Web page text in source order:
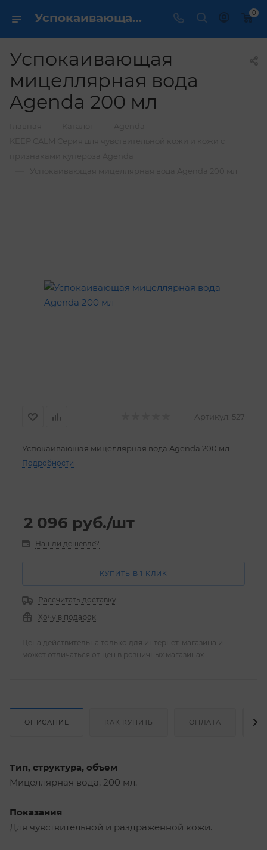
Успокаивающая мицеллярная вода Agenda 200 мл купить по выгодной цене в интернет магазине 0
Успокаивающая
мицеллярная вода
Agenda 200 мл
Артикул: 527
Успокаивающая мицеллярная вода Agenda 200 мл
Подробности
2 096 руб./шт
Нашли дешевле?
КУПИТЬ В 1 КЛИК
Рассчитать доставку
Хочу в подарок
Цена действительна только для интернет-магазина и
может отличаться от цен в розничных магазинах
ОПИСАНИЕ КАК КУПИТЬ ОПЛАТА
Тип, структура, объем
Мицеллярная вода, 200 мл.
Показания
Для чувствительной и раздраженной кожи.